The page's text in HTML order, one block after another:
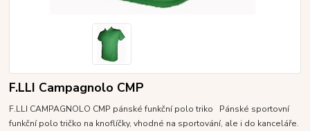
F.LLI Campagnolo CMP
F.LLI CAMPAGNOLO CMP pánské funkční polo triko Pánské sportovní
funkční polo tričko na knoflíčky, vhodné na sportování, ale i do kanceláře.